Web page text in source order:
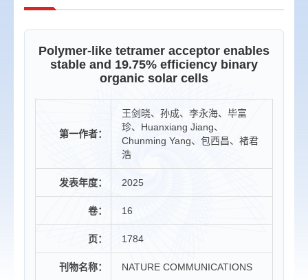
Polymer-like tetramer acceptor enables
stable and 19.75% efficiency binary
organic solar cells
第一作者：
王剑晓、孙成、李永海、毕富
珍、Huanxiang Jiang、
Chunming Yang、包西昌、褚君
浩
发表年度： 2025
卷： 16
页： 1784
刊物名称： NATURE COMMUNICATIONS